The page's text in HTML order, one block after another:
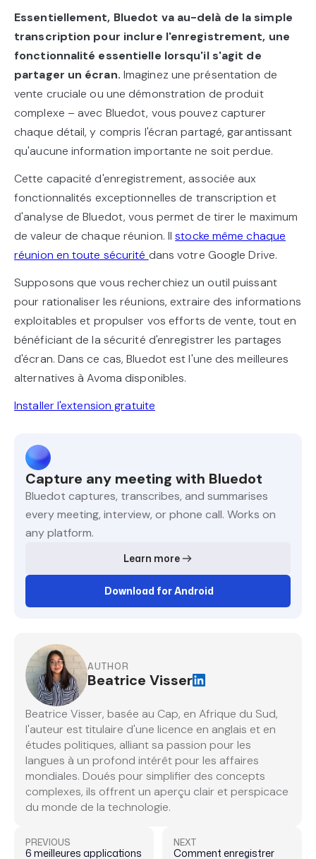
Essentiellement, Bluedot va au-delà de la simple
transcription pour inclure l'enregistrement, une
fonctionnalité essentielle lorsqu'il s'agit de
partager un écran. Imaginez une présentation de
vente cruciale ou une démonstration de produit
complexe – avec Bluedot, vous pouvez capturer
chaque détail, y compris l'écran partagé, garantissant
qu'aucune information importante ne soit perdue.
Cette capacité d'enregistrement, associée aux
fonctionnalités exceptionnelles de transcription et
d'analyse de Bluedot, vous permet de tirer le maximum
de valeur de chaque réunion. Ilstocke même chaque
réunion en toute sécurité dans votre Google Drive.
Supposons que vous recherchiez un outil puissant
pour rationaliser les réunions, extraire des informations
exploitables et propulser vos efforts de vente, tout en
bénéficiant de la sécurité d'enregistrer les partages
d'écran. Dans ce cas, Bluedot est l'une des meilleures
alternatives à Avoma disponibles.
Installer l'extension gratuite
Capture any meeting with Bluedot
Bluedot captures, transcribes, and summarises
every meeting, interview, or phone call. Works on
any platform.
Learn more
Download for Android
AUTHOR
Beatrice Visser
Beatrice Visser, basée au Cap, en Afrique du Sud,
l'auteur est titulaire d'une licence en anglais et en
études politiques, alliant sa passion pour les
langues à un profond intérêt pour les affaires
mondiales. Doués pour simplifier des concepts
complexes, ils offrent un aperçu clair et perspicace
du monde de la technologie.
PREVIOUS
6 meilleures applications
NEXT
Comment enregistrer